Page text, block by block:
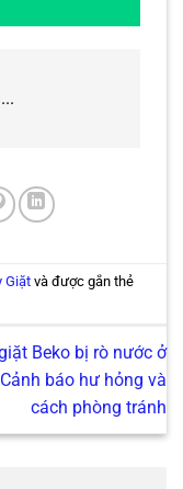
Giặtvà được gắn thẻ
Beko bị rò nước ở
báo hư hỏng và
cách phòng tránh